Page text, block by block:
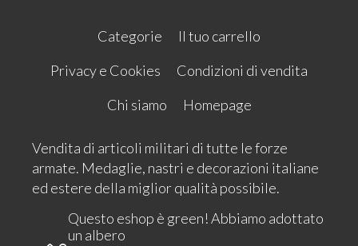
Categorie
Il tuo carrello
Privacy e Cookies
Condizioni di vendita
Chi siamo
Homepage
Vendita di articoli militari di tutte le forze
armate. Medaglie, nastri e decorazioni italiane
ed estere della miglior qualità possibile.
Questo eshop è green! Abbiamo adottato
un albero